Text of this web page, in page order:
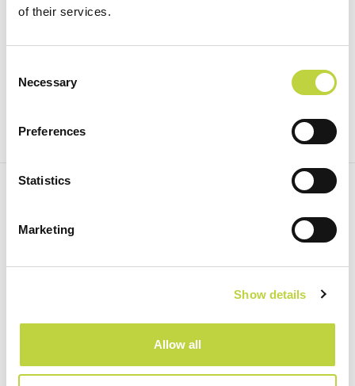
of their services.
Selection
Necessary
Preferences
Statistics
Marketing
Show details
Allow all
Facebook